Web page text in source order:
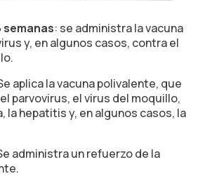
semanas: se administra la vacuna
y, en algunos casos, contra el
aplica la vacuna polivalente, que
parvovirus, el virus del moquillo,
la hepatitis y, en algunos casos, la
administra un refuerzo de la